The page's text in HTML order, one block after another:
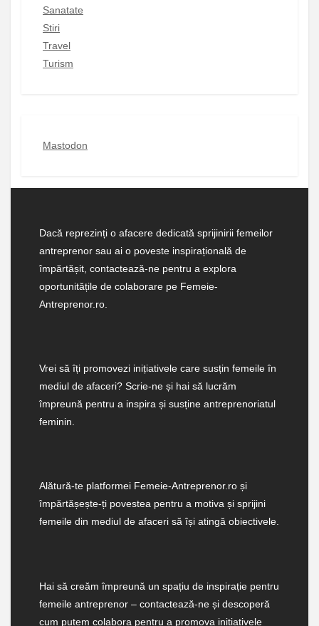
Sanatate
Stiri
Travel
Turism
Mastodon
Dacă reprezinți o afacere dedicată sprijinirii femeilor
antreprenor sau ai o poveste inspirațională de
împărtășit, contactează-ne pentru a explora
oportunitățile de colaborare pe Femeie-
Antreprenor.ro.
Vrei să îți promovezi inițiativele care susțin femeile în
mediul de afaceri? Scrie-ne și hai să lucrăm
împreună pentru a inspira și susține antreprenoriatul
feminin.
Alătură-te platformei Femeie-Antreprenor.ro și
împărtășește-ți povestea pentru a motiva și sprijini
femeile din mediul de afaceri să își atingă obiectivele.
Hai să creăm împreună un spațiu de inspirație pentru
femeile antreprenor – contactează-ne și descoperă
cum putem colabora pentru a promova inițiativele